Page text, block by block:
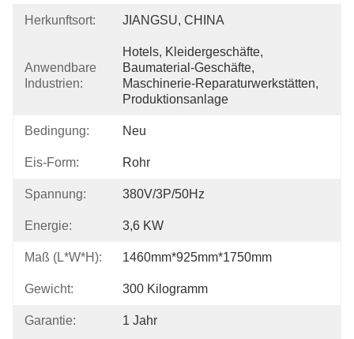
Herkunftsort: JIANGSU, CHINA
Anwendbare
Industrien:
Hotels, Kleidergeschäfte,
Baumaterial-Geschäfte,
Maschinerie-Reparaturwerkstätten,
Produktionsanlage
Bedingung: Neu
Eis-Form: Rohr
Spannung: 380V/3P/50Hz
Energie: 3,6 KW
Maß (L*W*H): 1460mm*925mm*1750mm
Gewicht: 300 Kilogramm
Garantie: 1 Jahr